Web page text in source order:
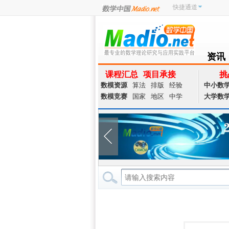
快捷通道
资讯
NEWS
课程汇总 项目承接
数模资源 算法 排版
经验
数模竞赛
国家 地区 中学
挑
中小数
大学数